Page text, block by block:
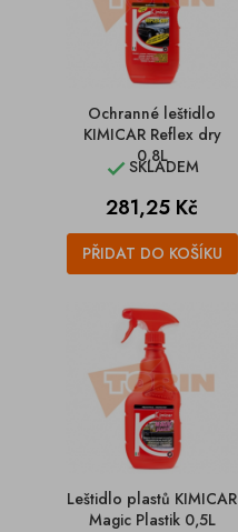
Ochranné leštidlo
KIMICAR Reflex dry
0,8L
SKLADEM
Cena
281,25 Kč
PŘIDAT DO KOŠÍKU
Leštidlo plastů KIMICAR
Magic Plastik 0,5L